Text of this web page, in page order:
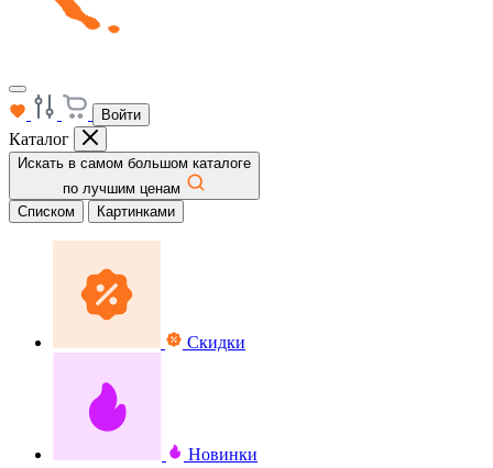
Войти
Каталог
Искать в самом большом каталоге
по лучшим ценам
Списком
Картинками
Скидки
Новинки